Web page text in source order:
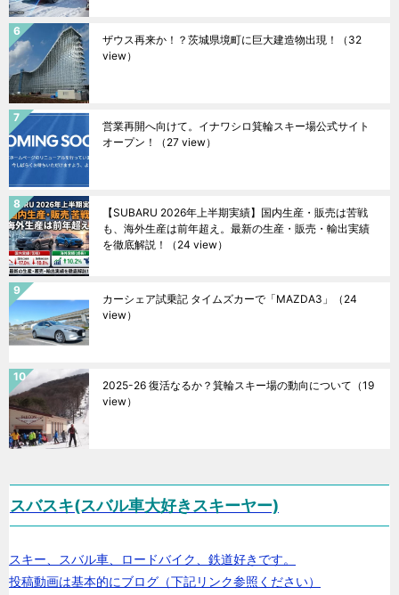
ザウス再来か！？茨城県境町に巨大建造物出現！
（32
view）
営業再開へ向けて。イナワシロ箕輪スキー場公式サイト
オープン！
（27 view）
【SUBARU 2026年上半期実績】国内生産・販売は苦戦
も、海外生産は前年超え。最新の生産・販売・輸出実績
を徹底解説！
（24 view）
カーシェア試乗記 タイムズカーで「MAZDA3」
（24
view）
2025-26 復活なるか？箕輪スキー場の動向について （19
view）
スバスキ(スバル車大好きスキーヤー)
スキー、スバル車、ロードバイク、鉄道好きです。
投稿動画は基本的にブログ（下記リンク参照ください）